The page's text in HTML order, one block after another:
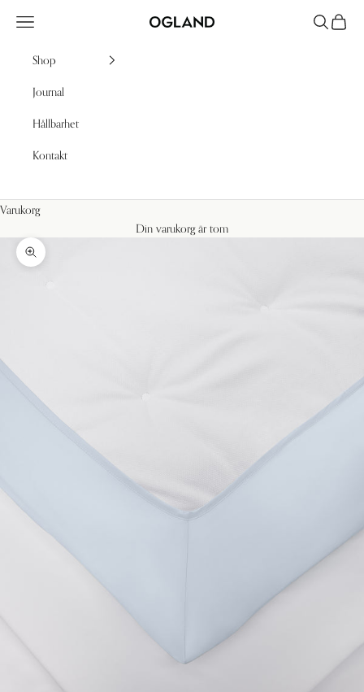
Ogland
Meny Sök
Shop
Journal
Hållbarhet
Kontakt
Varukorg
Din varukorg är tom
Zooma